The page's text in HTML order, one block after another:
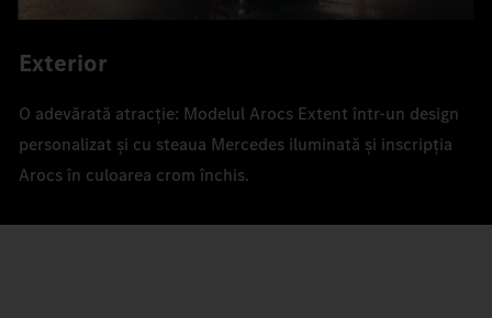
Exterior
O adevărată atracție: Modelul Arocs Extent într-un design
personalizat și cu steaua Mercedes iluminată și inscripția
Arocs în culoarea crom închis.